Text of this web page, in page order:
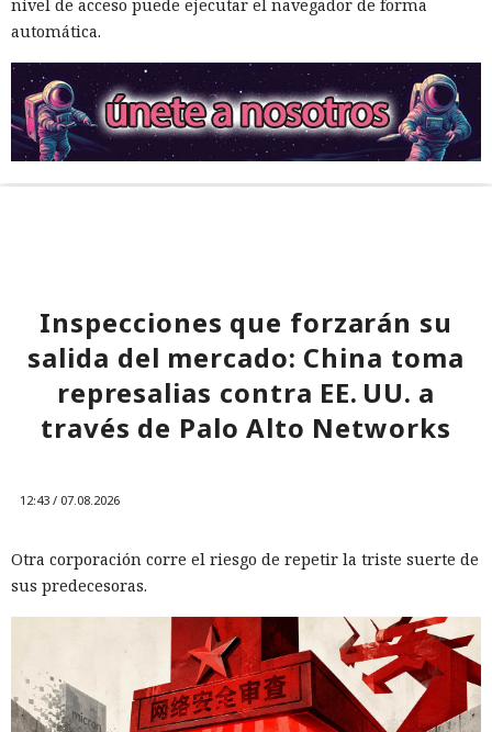
nivel de acceso puede ejecutar el navegador de forma
automática.
Inspecciones que forzarán su
salida del mercado: China toma
represalias contra EE. UU. a
través de Palo Alto Networks
12:43 / 07.08.2026
Otra corporación corre el riesgo de repetir la triste suerte de
sus predecesoras.